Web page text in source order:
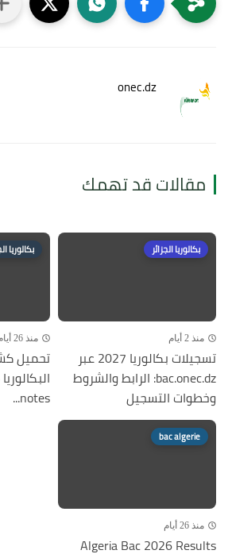
onec.dz
مقالات قد تهمك
بكالوريا الجزائر
منذ 2 أيام
تسجيلات بكالوريا 2027 عبر
bac.onec.dz: الرابط والشروط
وخطوات التسجيل
بكالوريا
منذ 26 أيام
تحميل
notes...
bac algerie
منذ 26 أيام
Algeria Bac 2026 Results